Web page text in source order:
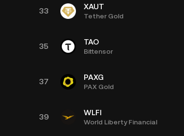
33 XAUT
Tether Gold
35 TAO
Bittensor
37 PAXG
PAX Gold
39 WLFI
World Liberty Financial